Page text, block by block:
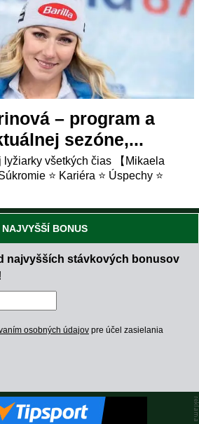
– program a
sezóne,...
lyžiarky všetkých čias 【Mikaela
⭐ Kariéra ⭐ Úspechy ⭐
BONUS
najvyšších stávkových bonusov
osobných údajov pre účel zasielania